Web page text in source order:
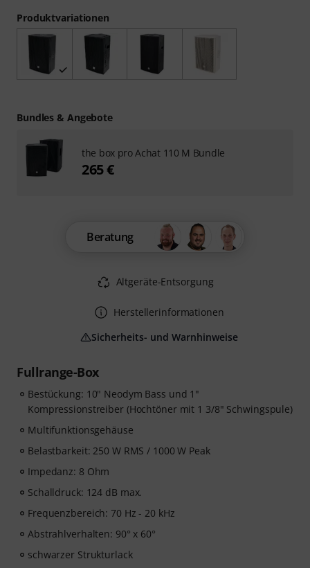
Fullrange-Box
Bestückung: 10" Neodym Bass und 1"
Kompressionstreiber (Hochtöner mit 1 3/8" Schwingspule)
Multifunktionsgehäuse
Belastbarkeit: 250 W RMS / 1000 W Peak
Impedanz: 8 Ohm
Schalldruck: 124 dB max.
Frequenzbereich: 70 Hz - 20 kHz
Abstrahlverhalten: 90° x 60°
schwarzer Strukturlack
Produktvariationen
Beratung
Altgeräte-Entsorgung
Herstellerinformationen
Sicherheits- und Warnhinweise
Bundles & Angebote
the box pro Achat 110 M Bundle
265 €